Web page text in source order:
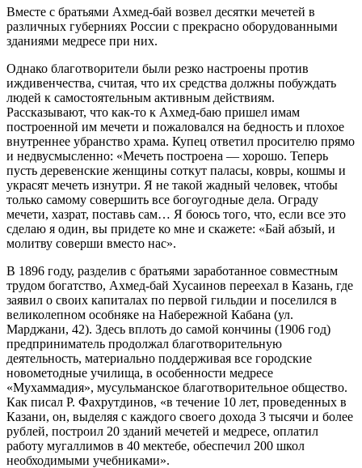
Вместе с братьями Ахмед-бай возвел десятки мечетей в
различных губерниях России с прекрасно оборудованными
зданиями медресе при них.
Однако благотворители были резко настроены против
иждивенчества, считая, что их средства должны побуждать
людей к самостоятельным активным действиям.
Рассказывают, что как-то к Ахмед-баю пришел имам
построенной им мечети и пожаловался на бедность и плохое
внутреннее убранство храма. Купец ответил просителю прямо
и недвусмысленно: «Мечеть построена — хорошо. Теперь
пусть деревенские женщины соткут паласы, ковры, кошмы и
украсят мечеть изнутри. Я не такой жадный человек, чтобы
только самому совершить все богоугодные дела. Ограду
мечети, хазрат, поставь сам… Я боюсь того, что, если все это
сделаю я один, вы придете ко мне и скажете: «Бай абзый, и
молитву соверши вместо нас».
В 1896 году, разделив с братьями заработанное совместным
трудом богатство, Ахмед-бай Хусаинов переехал в Казань, где
заявил о своих капиталах по первой гильдии и поселился в
великолепном особняке на Набережной Кабана (ул.
Марджани, 42). Здесь вплоть до самой кончины (1906 год)
предприниматель продолжал благотворительную
деятельность, материально поддерживая все городские
новометодные училища, в особенности медресе
«Мухаммадия», мусульманское благотворительное общество.
Как писал Р. Фахрутдинов, «в течение 10 лет, проведенных в
Казани, он, выделяя с каждого своего дохода 3 тысячи и более
рублей, построил 20 зданий мечетей и медресе, оплатил
работу мугаллимов в 40 мектебе, обеспечил 200 школ
необходимыми учебниками».